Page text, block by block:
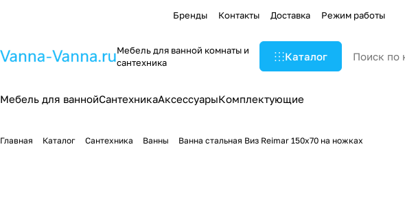
Бренды Контакты Доставка Режим работы
Мебель для ванной комнаты и
сантехника
Каталог
Мебель для ваннойСантехникаАксессуарыКомплектующие
Главная Каталог Сантехника Ванны Ванна стальная Виз Reimar 150x70 на ножках